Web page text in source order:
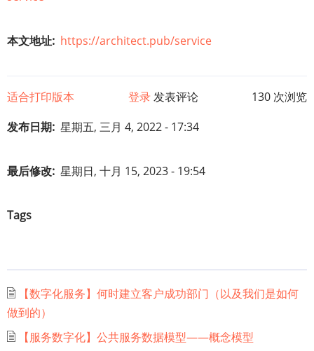
本文地址 https://architect.pub/service
适合打印版本 登录发表评论
130 次浏览
发布日期 星期五, 三月 4, 2022 - 17:34
最后修改 星期日, 十月 15, 2023 - 19:54
Tags
【数字化服务】何时建立客户成功部门（以及我们是如何
做到的）
【服务数字化】公共服务数据模型——概念模型